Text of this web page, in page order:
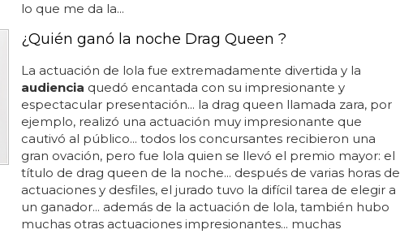
lo que me da la...
¿Quién ganó la noche Drag Queen ?
La actuación de lola fue extremadamente divertida y la
audiencia quedó encantada con su impresionante y
espectacular presentación... la drag queen llamada zara, por
ejemplo, realizó una actuación muy impresionante que
cautivó al público... todos los concursantes recibieron una
gran ovación, pero fue lola quien se llevó el premio mayor: el
título de drag queen de la noche... después de varias horas de
actuaciones y desfiles, el jurado tuvo la difícil tarea de elegir a
un ganador... además de la actuación de lola, también hubo
muchas otras actuaciones impresionantes... muchas